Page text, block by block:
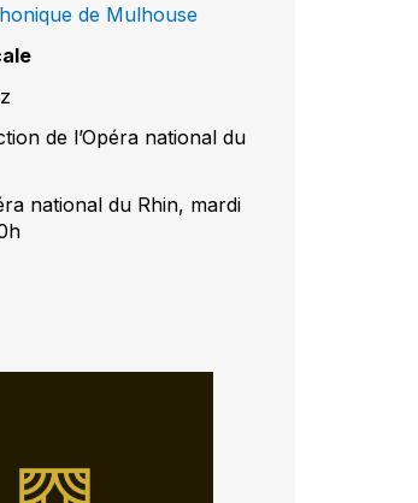
de Mulhouse
de l’Opéra national du
national du Rhin, mardi